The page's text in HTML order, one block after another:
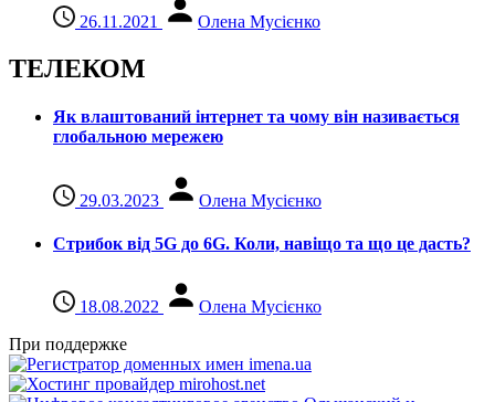
26.11.2021 Олена Мусієнко
ТЕЛЕКОМ
Як влаштований інтернет та чому він називається
глобальною мережею
29.03.2023 Олена Мусієнко
Стрибок від 5G до 6G. Коли, навіщо та що це даcть?
18.08.2022
Олена Мусієнко
При поддержке